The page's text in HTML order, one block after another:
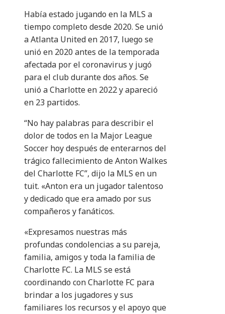
Había estado jugando en la MLS a
tiempo completo desde 2020. Se unió
a Atlanta United en 2017, luego se
unió en 2020 antes de la temporada
afectada por el coronavirus y jugó
para el club durante dos años. Se
unió a Charlotte en 2022 y apareció
en 23 partidos.
“No hay palabras para describir el
dolor de todos en la Major League
Soccer hoy después de enterarnos del
trágico fallecimiento de Anton Walkes
del Charlotte FC”, dijo la MLS en un
tuit. «Anton era un jugador talentoso
y dedicado que era amado por sus
compañeros y fanáticos.
«Expresamos nuestras más
profundas condolencias a su pareja,
familia, amigos y toda la familia de
Charlotte FC. La MLS se está
coordinando con Charlotte FC para
brindar a los jugadores y sus
familiares los recursos y el apoyo que